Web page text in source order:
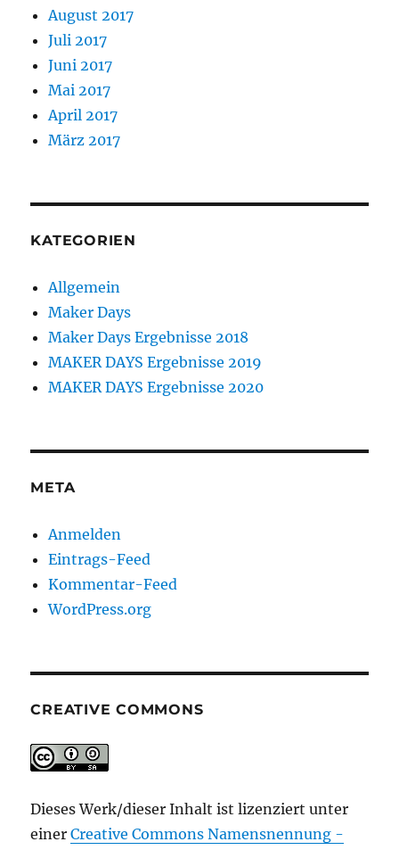
August 2017
Juli 2017
Juni 2017
Mai 2017
April 2017
März 2017
KATEGORIEN
Allgemein
Maker Days
Maker Days Ergebnisse 2018
MAKER DAYS Ergebnisse 2019
MAKER DAYS Ergebnisse 2020
META
Anmelden
Eintrags-Feed
Kommentar-Feed
WordPress.org
CREATIVE COMMONS
Dieses Werk/dieser Inhalt ist lizenziert unter
einerCreative Commons Namensnennung -